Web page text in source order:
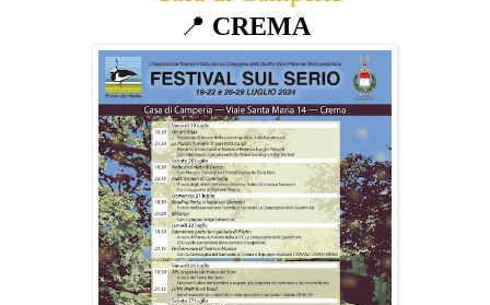
📍 CREMA